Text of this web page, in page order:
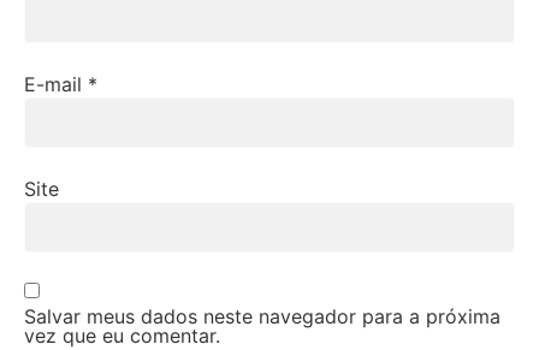
E-mail *
Site
Salvar meus dados neste navegador para a próxima
vez que eu comentar.